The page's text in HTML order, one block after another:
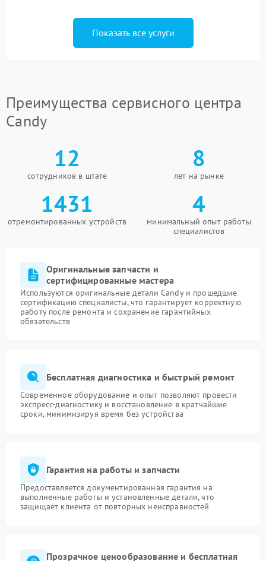
Показать все услуги
Преимущества сервисного центра
Candy
12
сотрудников в штате
8
лет на рынке
1431
отремонтированных устройств
4
минимальный опыт работы
специалистов
Оригинальные запчасти и
сертифицированные мастера
Используются оригинальные детали Candy и прошедшие
сертификацию специалисты, что гарантирует корректную
работу после ремонта и сохранение гарантийных
обязательств
Бесплатная диагностика и быстрый ремонт
Современное оборудование и опыт позволяют провести
экспресс-диагностику и восстановление в кратчайшие
сроки, минимизируя время без устройства
Гарантия на работы и запчасти
Предоставляется документированная гарантия на
выполненные работы и установленные детали, что
защищает клиента от повторных неисправностей
Прозрачное ценообразование и бесплатная